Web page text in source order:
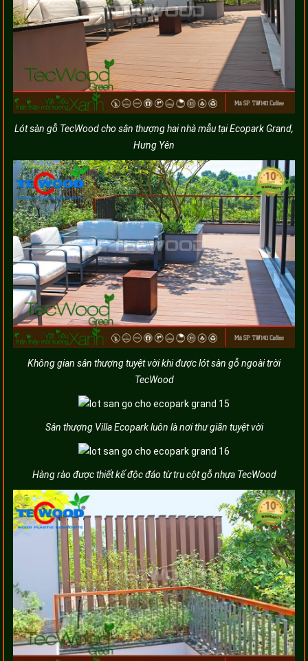
Lót sàn gỗ TecWood cho sân thượng hai nhà mẫu tại Ecopark Grand,
Hưng Yên
Không gian sân thượng tuyệt vời khi được lót sàn gỗ ngoài trời
TecWood
Sân thượng Villa Ecopark luôn là nơi thư giãn tuyệt vời
Hàng rào được thiết kế độc đáo từ trụ cột gỗ nhựa TecWood